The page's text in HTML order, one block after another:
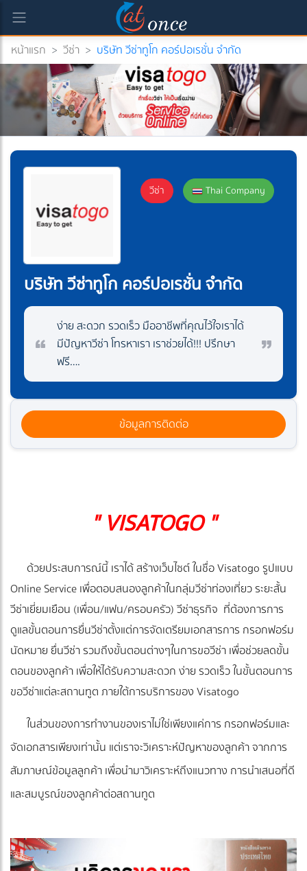
หน้าแรก > วีซ่า > บริษัท วีซ่าทูโก คอร์ปอเรชั่น จำกัด
วีซ่า Thai Company
บริษัท วีซ่าทูโก คอร์ปอเรชั่น จำกัด
ง่าย สะดวก รวดเร็ว มืออาชีพที่คุณไว้ใจเราได้
มีปัญหาวีซ่า โทรหาเรา เราช่วยได้!!! ปรึกษา
ฟรี….
ข้อมูลการติดต่อ
" VISATOGO "
ด้วยประสบการณ์นี้ เราได้ สร้างเว็บไซต์ ในชื่อ Visatogo รูปแบบ
Online Service เพื่อตอบสนองลูกค้าในกลุ่มวีซ่าท่องเที่ยว ระยะสั้น
วีซ่าเยี่ยมเยือน (เพื่อน/แฟน/ครอบครัว) วีซ่าธุรกิจ ที่ต้องการการ
ดูแลขั้นตอนการยื่นวีซ่าตั้งแต่การจัดเตรียมเอกสารการ กรอกฟอร์ม
นัดหมาย ยื่นวีซ่า รวมถึงขั้นตอนต่างๆในการขอวีซ่า เพื่อช่วยลดขั้น
ตอนของลูกค้า เพื่อให้ได้รับความสะดวก ง่าย รวดเร็ว ในขั้นตอนการ
ขอวีซ่าแต่ละสถานทูต ภายใต้การบริการของ Visatogo
ในส่วนของการทำงานของเราไม่ใช่เพียงแค่การ กรอกฟอร์มและ
จัดเอกสารเพียงเท่านั้น แต่เราจะวิเคราะห์ปัญหาของลูกค้า จากการ
สัมภาษณ์ข้อมูลลูกค้า เพื่อนำมาวิเคราะห์ถึงแนวทาง การนำเสนอที่ดี
และสมบูรณ์ของลูกค้าต่อสถานทูต